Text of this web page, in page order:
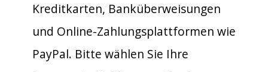
Kreditkarten, Banküberweisungen
und Online-Zahlungsplattformen wie
PayPal. Bitte wählen Sie Ihre